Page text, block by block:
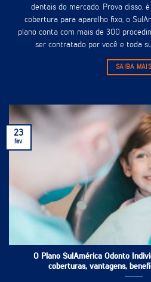
dentais do mercado. Prova disso,
cobertura para aparelho fixo, o
plano conta com mais de 300
ser contratado por você e toda
SAIBA
O Plano SulAmérica Odonto
coberturas, vantagens,
23
fev